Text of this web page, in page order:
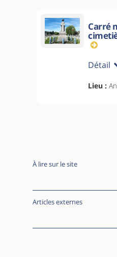
Carré
Détail
Lieu :
À lire sur le site
Articles externes